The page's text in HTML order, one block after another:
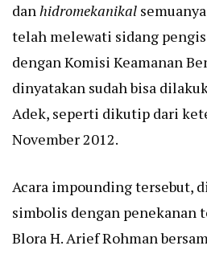
danhidromekanikal
telah melewati sidang
dengan Komisi Keamanan
dinyatakan sudah bisa
Adek, seperti dikutip dari
November 2012.
Acara impounding tersebut,
simbolis dengan penekanan
Blora H. Arief Rohman